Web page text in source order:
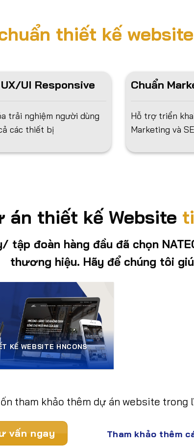
thiết kế website
UI Responsive
trải nghiệm người dùng
các thiết bị
Chuẩn
Hỗ trợ triển
Marketing và
án thiết kế Website
đoàn hàng đầu đã chọn
thương hiệu. Hãy để chúng tôi
KẾ WEBSITE HNCONS
tham khảo thêm dự án website trong
vấn ngay Tham khảo thêm